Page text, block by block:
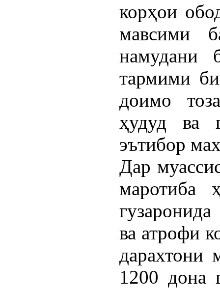
корҳои
мавсими
намудани
тармими
доимо
ҳудуд ва
эътибор
Дар
маротиба
ва атрофи
дарахтони
1200 дона